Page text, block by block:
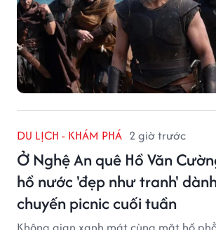
DU LỊCH - KHÁM PHÁ 2 giờ trước
Ở Nghệ An quê Hồ Văn
hồ nước 'đẹp như tranh'
chuyến picnic cuối tuần